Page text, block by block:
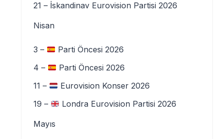
21 – İskandinav Eurovision Partisi 2026
Nisan
3 –
Parti Öncesi 2026
4 –
Parti Öncesi 2026
11 –
Eurovision Konser 2026
19 –
Londra Eurovision Partisi 2026
Mayıs